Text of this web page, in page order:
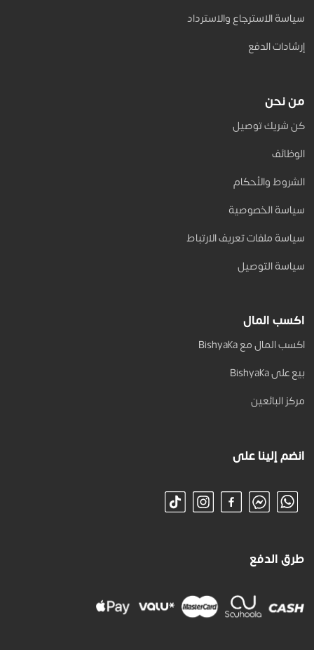
سياسة الاسترجاع والاسترداد
إرشادات الدفع
من نحن
كن شريك توصيل
الوظائف
الشروط والأحكام
سياسة الخصوصية
سياسة ملفات تعريف الارتباط
سياسة التوصيل
اكسب المال
اكسب المال مع Bishyaka
بيع على Bishyaka
مركز البائعين
انضم إلينا على
طرق الدفع